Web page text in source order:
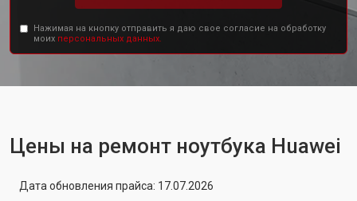
Нажимая на кнопку отправить я даю свое согласие на обработку
моих персональных данных.
Цены на ремонт ноутбука Huawei
Дата обновления прайса: 17.07.2026